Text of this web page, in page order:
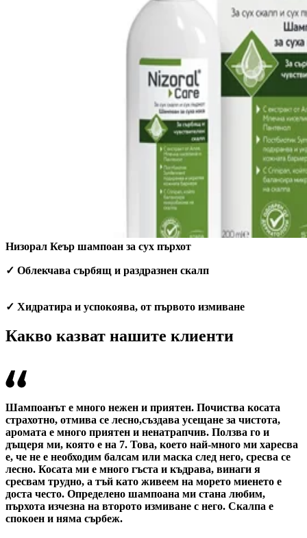
Низорал Кеър шампоан за сух пърхот
✓ Облекчава сърбящ и раздразнен скалп
✓ Хидратира и успокоява, от първото измиване
Какво казват нашите клиенти
Шампоанът е много нежен и приятен. Почиства косата
страхотно, отмива се лесно,създава усещане за чистота,
аромата е много приятен и ненатрапчив. Ползва го и
дъщеря ми, която е на 7. Това, което най-много ми харесва
е, че не е необходим балсам или маска след него, сресва се
лесно. Косата ми е много гъста и къдрава, винаги я
сресвам трудно, а тъй като живеем на морето миенето е
доста често. Определено шампоана ми стана любим,
пърхота изчезна на второто измиване с него. Скалпа е
спокоен и няма сърбеж.